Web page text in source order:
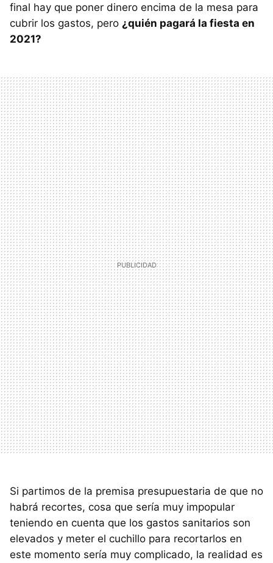
final hay que poner dinero encima de la mesa para
cubrir los gastos, pero ¿quién pagará la fiesta en
2021?
Si partimos de la premisa presupuestaria de que no
habrá recortes, cosa que sería muy impopular
teniendo en cuenta que los gastos sanitarios son
elevados y meter el cuchillo para recortarlos en
este momento sería muy complicado, la realidad es